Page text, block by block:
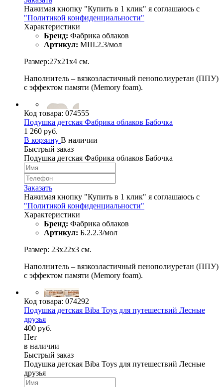
Нажимая кнопку "Купить в 1 клик" я соглашаюсь с
"Политикой конфиденциальности"
Характеристики
Бренд: Фабрика облаков
Артикул: МШ.2.3/мол
Размер:27х21х4 см.
Наполнитель – вязкоэластичный пенополиуретан (ППУ)
с эффектом памяти (Memory foam).
Код товара: 074555
Подушка детская Фабрика облаков Бабочка
1 260 руб.
В корзину В наличии
Быстрый заказ
Подушка детская Фабрика облаков Бабочка
Заказать
Нажимая кнопку "Купить в 1 клик" я соглашаюсь с
"Политикой конфиденциальности"
Характеристики
Бренд: Фабрика облаков
Артикул: Б.2.2.3/мол
Размер: 23х22х3 см.
Наполнитель – вязкоэластичный пенополиуретан (ППУ)
с эффектом памяти (Memory foam).
Код товара: 074292
Подушка детская Biba Toys для путешествий Лесные
друзья
400 руб.
Нет
в наличии
Быстрый заказ
Подушка детская Biba Toys для путешествий Лесные
друзья